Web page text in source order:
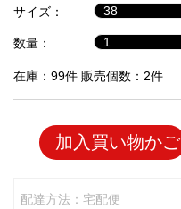
品
サイズ：
数量：
在庫：99件 販売個数：2件
加入買い物かご
配達方法：宅配便